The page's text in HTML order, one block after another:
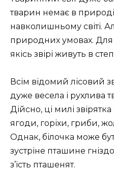
тварин немає в
навколишньому світі.
природних умовах. Для
якісь звірі живуть в
Всім відомий лісовий
дуже весела і рухлива
Дійсно, ці милі
ягоди, горіхи, гриби,
Однак, білочка може
зустріне пташине
з’їсть пташенят.